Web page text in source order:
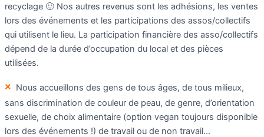
recyclage 🙂 Nos autres revenus sont les adhésions, les ventes
lors des événements et les participations des assos/collectifs
qui utilisent le lieu. La participation financière des asso/collectifs
dépend de la durée d’occupation du local et des pièces
utilisées.
× Nous accueillons des gens de tous âges, de tous milieux,
sans discrimination de couleur de peau, de genre, d’orientation
sexuelle, de choix alimentaire (option vegan toujours disponible
lors des événements !) de travail ou de non travail…